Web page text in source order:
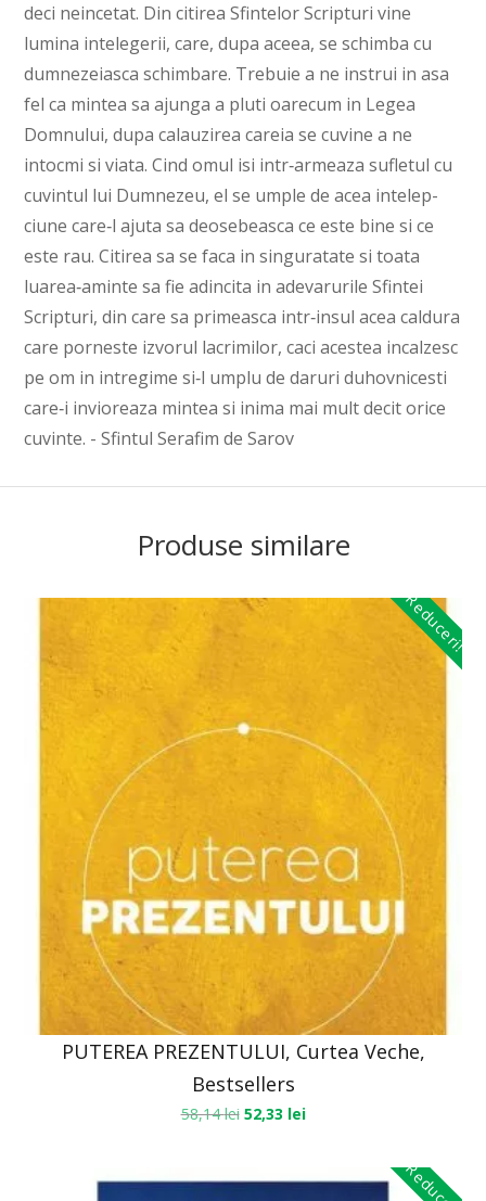
deci neincetat. Din citirea Sfintelor Scripturi vine
lumina in­telegerii, care, dupa aceea, se schimba cu
dumne­ze­iasca schimbare. Trebuie a ne instrui in asa
fel ca mintea sa ajunga a pluti oarecum in Legea
Dom­nu­lui, dupa calauzirea careia se cuvine a ne
intocmi si viata. Cind omul isi in­­tr‑ar­­meaza sufletul cu
cu­vin­tul lui Dumnezeu, el se umple de acea inte­lep­­­
ciune care‑l ajuta sa deosebeasca ce este bine si ce
este rau. Citi­rea sa se faca in singuratate si toata
luarea‑aminte sa fie adincita in adevarurile Sfintei
Scrip­­turi, din care sa primeasca intr‑insul acea cal­du­ra
care porneste izvorul la­crimilor, caci acestea incal­zesc
pe om in intregime si‑l umplu de daruri du­hovnicesti
care‑i invio­reaza min­tea si inima mai mult decit orice
cuvinte. - Sfintul Serafim de Sarov
Produse similare
Reduceri!
PUTEREA PREZENTULUI, Curtea Veche,
Bestsellers
58,14lei 52,33 lei